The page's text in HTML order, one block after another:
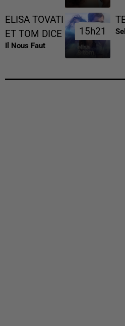
ELISA TOVATI
ET TOM DICE
Il Nous Faut
15h21
15h21